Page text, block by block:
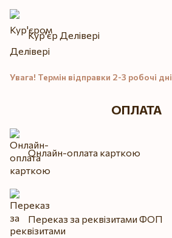
Кур'єр Делівері
Увага! Термін відправки 2-3 робочі дні
ОПЛАТА
Онлайн-оплата карткою
Переказ за реквізитами ФОП